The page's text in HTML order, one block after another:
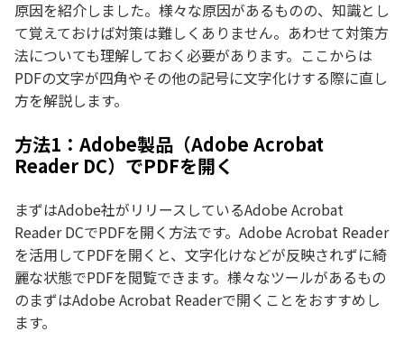
原因を紹介しました。様々な原因があるものの、知識とし
て覚えておけば対策は難しくありません。あわせて対策方
法についても理解しておく必要があります。ここからは
PDFの文字が四角やその他の記号に文字化けする際に直し
方を解説します。
方法1：Adobe製品（Adobe Acrobat
Reader DC）でPDFを開く
まずはAdobe社がリリースしているAdobe Acrobat
Reader DCでPDFを開く方法です。Adobe Acrobat Reader
を活用してPDFを開くと、文字化けなどが反映されずに綺
麗な状態でPDFを閲覧できます。様々なツールがあるもの
のまずはAdobe Acrobat Readerで開くことをおすすめし
ます。